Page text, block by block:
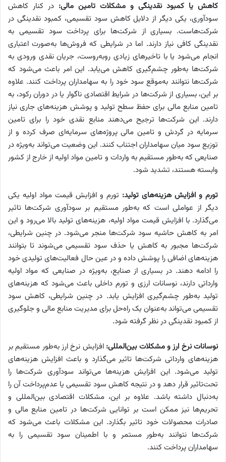
کاهش یا کمبود نقدینگی و مشکلات تامین مالی: در کنار کاهش
سودآوری، یکی دیگر از دلایل کاهش سود تقسیمی، کمبود نقدینگی در
شرکت‌هاست. بسیاری از شرکت‌ها برای پرداخت سود تقسیمی به
نقدینگی کافی نیاز دارند. اما در شرایطی که فروش‌ها به‌‌‌صورت اعتباری
انجام می‌شود یا با تاخیرهای زیادی روبه‌روست، جریان نقدی ورودی به
شرکت‌ها به‌‌‌طور چشم‌گیری کاهش می‌‌‌یابد. این امر باعث می‌شود که
شرکت‌ها نتوانند به‌‌‌موقع سود خود را به سهامداران پرداخت کنند. علاوه
بر این، بسیاری از شرکت‌ها در شرایط اقتصادی ناگوار یا در دوران رکود، به
تامین منابع مالی برای حفظ سطح تولید و پوشش هزینه‌‌‌های جاری نیاز
دارند. این شرکت‌ها ترجیح می‌دهند منابع نقدی خود را برای تامین
سرمایه در گردش و تامین مالی پروژه‌‌‌های سرمایه‌‌‌ای صرف کرده و از
توزیع سود میان سهامداران اجتناب کنند. این وضعیت می‌‌‌تواند به‌‌‌ویژه در
صنایعی که به‌‌‌طور مستقیم به واردات و تامین مواد اولیه از خارج از کشور
وابسته هستند، تشدید شود.
تورم و افزایش هزینه‌‌‌های تولید: تورم و افزایش قیمت مواد اولیه یکی
دیگر از عواملی است که به‌‌‌طور مستقیم بر سودآوری شرکت‌ها تاثیر
می‌‌‌گذارد. با افزایش قیمت مواد اولیه، هزینه‌‌‌های تولید بالا می‌‌‌رود و این
امر به کاهش حاشیه سود شرکت‌ها منجر می‌شود. در چنین شرایطی،
شرکت‌ها مجبور به کاهش یا حذف سود تقسیمی می‌‌‌شوند تا بتوانند
هزینه‌‌‌های اضافی را پوشش داده و در عین حال فعالیت‌‌‌های تولیدی خود
را ادامه دهند. در بسیاری از صنایع، به‌‌‌ویژه در صنایعی که مواد اولیه
وارداتی دارند، نوسانات ارزی و تورم داخلی باعث می‌شود که هزینه‌‌‌های
تولید به‌‌‌طور چشم‌گیری افزایش یابد. در چنین شرایطی، کاهش سود
تقسیمی می‌‌‌تواند به‌‌‌عنوان یک راه‌‌‌حل برای مدیریت منابع مالی و جلوگیری
از کمبود نقدینگی در نظر گرفته شود.
نوسانات نرخ ارز و مشکلات بین‌المللی:افزایش نرخ ارز به‌‌‌طور مستقیم بر
هزینه‌‌‌های وارداتی شرکت‌ها تاثیر می‌‌‌گذارد و باعث افزایش هزینه‌‌‌های
تولید می‌شود. این افزایش هزینه‌‌‌ها می‌‌‌تواند سودآوری شرکت‌ها را
تحت‌تاثیر قرار دهد و در نتیجه کاهش سود تقسیمی یا عدم‌پرداخت آن را
به‌‌‌دنبال داشته باشد. علاوه بر این، مشکلات اقتصادی بین‌المللی و
تحریم‌‌‌ها نیز ممکن است بر توانایی شرکت‌ها در تامین منابع مالی و
صادرات محصولات خود تاثیر بگذارد. این مشکلات باعث می‌شود که
شرکت‌ها نتوانند به‌‌‌طور مستمر و با اطمینان سود تقسیمی را به
سهامداران پرداخت کنند.